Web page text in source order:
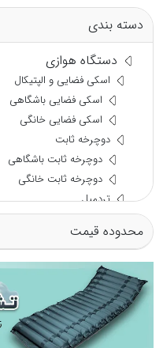
دسته بندی
دستگاه هوازی
اسکی فضایی و الپتیکال
اسکی فضایی باشگاهی
اسکی فضایی خانگی
دوچرخه ثابت
دوچرخه ثابت باشگاهی
دوچرخه ثابت خانگی
تردمیل
تردمیل باشگاهی
تردمیل خانگی
چسب پزشکی
چسب آنژیوکت
چسب کمر
چسب زخم
چسب لکوپلاست
محدوده قیمت